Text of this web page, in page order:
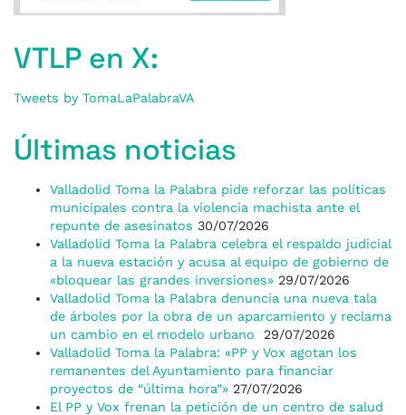
VTLP en X:
Tweets by TomaLaPalabraVA
Últimas noticias
Valladolid Toma la Palabra pide reforzar las políticas
municipales contra la violencia machista ante el
repunte de asesinatos 30/07/2026
Valladolid Toma la Palabra celebra el respaldo judicial
a la nueva estación y acusa al equipo de gobierno de
«bloquear las grandes inversiones» 29/07/2026
Valladolid Toma la Palabra denuncia una nueva tala
de árboles por la obra de un aparcamiento y reclama
un cambio en el modelo urbano
29/07/2026
Valladolid Toma la Palabra: «PP y Vox agotan los
remanentes del Ayuntamiento para financiar
proyectos de “última hora”» 27/07/2026
El PP y Vox frenan la petición de un centro de salud